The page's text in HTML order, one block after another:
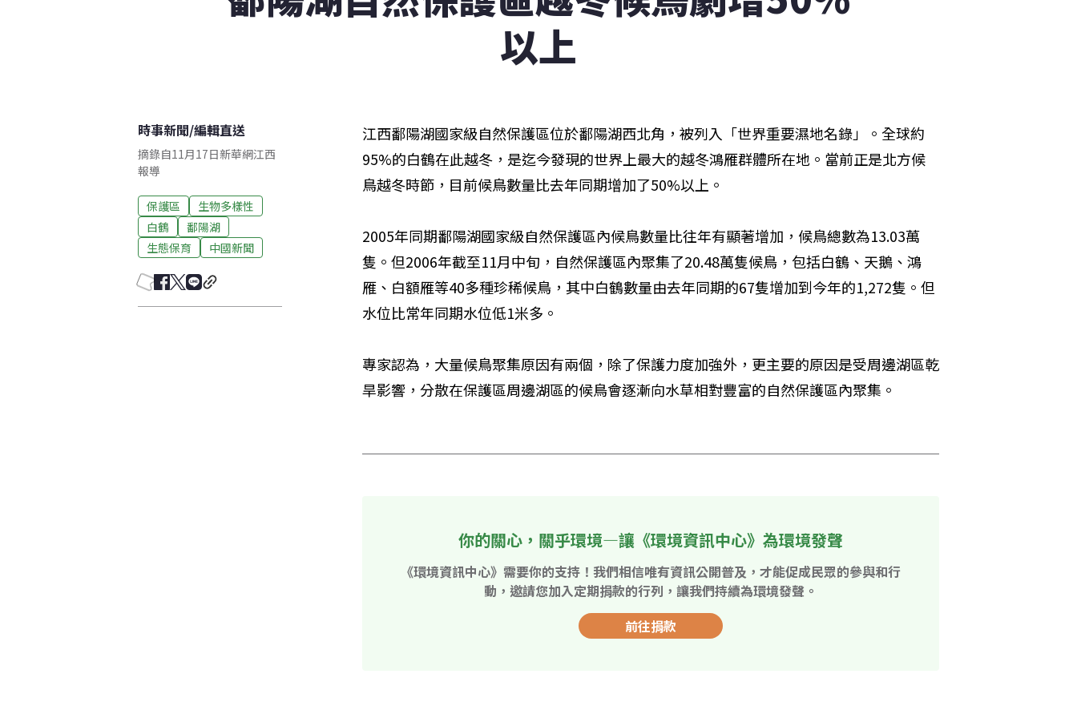
以上
時事新聞/編輯直送
摘錄自11月17日新華網江西
報導
保護區
生物多樣性
白鶴
鄱陽湖
生態保育
中國新聞
江西鄱陽湖國家級自然保護區位於鄱陽湖西北角，被列入「世界重要濕地名錄」。全球約
95%的白鶴在此越冬，是迄今發現的世界上最大的越冬鴻雁群體所在地。當前正是北方候
鳥越冬時節，目前候鳥數量比去年同期增加了50%以上。
2005年同期鄱陽湖國家級自然保護區內候鳥數量比往年有顯著增加，候鳥總數為13.03萬
隻。但2006年截至11月中旬，自然保護區內聚集了20.48萬隻候鳥，包括白鶴、天鵝、鴻
雁、白額雁等40多種珍稀候鳥，其中白鶴數量由去年同期的67隻增加到今年的1,272隻。但
水位比常年同期水位低1米多。
專家認為，大量候鳥聚集原因有兩個，除了保護力度加強外，更主要的原因是受周邊湖區乾
旱影響，分散在保護區周邊湖區的候鳥會逐漸向水草相對豐富的自然保護區內聚集。
你的關心，關乎環境—讓《環境資訊中心》為環境發聲
《環境資訊中心》需要你的支持！我們相信唯有資訊公開普及，才能促成民眾的參與和行
動，邀請您加入定期捐款的行列，讓我們持續為環境發聲。
前往捐款